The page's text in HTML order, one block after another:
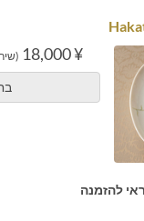
¥ 18,000
להזמנה